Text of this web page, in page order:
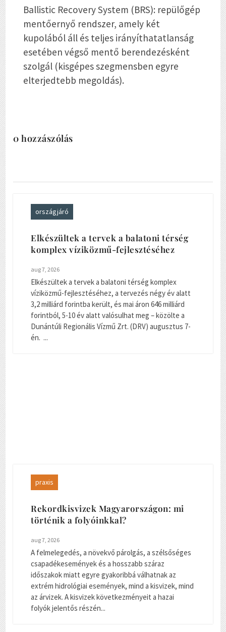
Ballistic Recovery System (BRS): repülőgép
mentőernyő rendszer, amely két
kupolából áll és teljes irányíthatatlanság
esetében végső mentő berendezésként
szolgál (kisgépes szegmensben egyre
elterjedtebb megoldás).
0 hozzászólás
országjáró
Elkészültek a tervek a balatoni térség
komplex víziközmű-fejlesztéséhez
aug 7, 2026
Elkészültek a tervek a balatoni térség komplex
víziközmű-fejlesztéséhez, a tervezés négy év alatt
3,2 milliárd forintba került, és mai áron 646 milliárd
forintból, 5-10 év alatt valósulhat meg – közölte a
Dunántúli Regionális Vízmű Zrt. (DRV) augusztus 7-
én. ...
praxis
Rekordkisvizek Magyarországon: mi
történik a folyóinkkal?
aug 7, 2026
A felmelegedés, a növekvő párolgás, a szélsőséges
csapadékesemények és a hosszabb száraz
időszakok miatt egyre gyakoribbá válhatnak az
extrém hidrológiai események, mind a kisvizek, mind
az árvizek. A kisvizek következményeit a hazai
folyók jelentős részén...